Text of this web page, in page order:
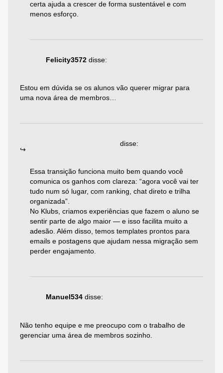
certa ajuda a crescer de forma sustentável e com
menos esforço.
Felicity3572 disse:
Estou em dúvida se os alunos vão querer migrar para
uma nova área de membros…
disse:
Essa transição funciona muito bem quando você
comunica os ganhos com clareza: “agora você vai ter
tudo num só lugar, com ranking, chat direto e trilha
organizada”.
No Klubs, criamos experiências que fazem o aluno se
sentir parte de algo maior — e isso facilita muito a
adesão. Além disso, temos templates prontos para
emails e postagens que ajudam nessa migração sem
perder engajamento.
Manuel534 disse:
Não tenho equipe e me preocupo com o trabalho de
gerenciar uma área de membros sozinho.